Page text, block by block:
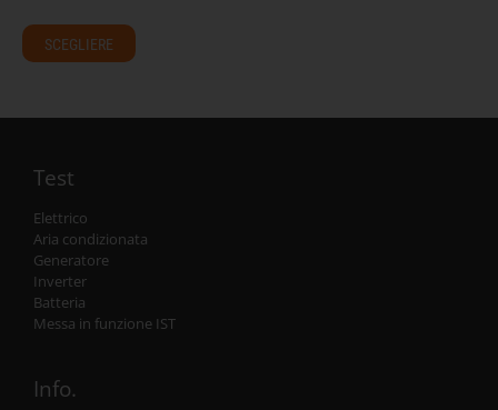
SCEGLIERE
Test
Elettrico
Aria condizionata
Generatore
Inverter
Batteria
Messa in funzione IST
Info.